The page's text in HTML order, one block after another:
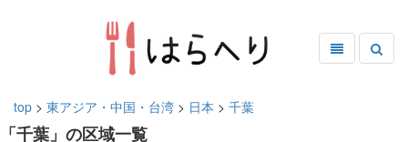
top > 東アジア・中国・台湾 > 日本 > 千葉
「千葉」の区域一覧